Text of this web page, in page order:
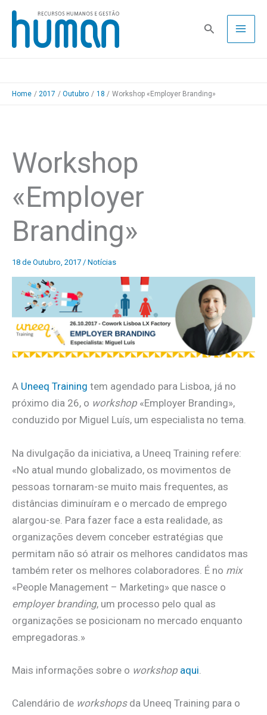
Skip
content
Pesquisa
Home 2017 Outubro 18 Workshop «Employer Branding»
Workshop
«Employer
Branding»
18 de Outubro, 2017 / Notícias
A Uneeq Training tem agendado para Lisboa, já no
próximo dia 26, o workshop «Employer Branding»,
conduzido por Miguel Luís, um especialista no tema.
Na divulgação da iniciativa, a Uneeq Training refere:
«No atual mundo globalizado, os movimentos de
pessoas tornaram-se muito mais frequentes, as
distâncias diminuíram e o mercado de emprego
alargou-se. Para fazer face a esta realidade, as
organizações devem conceber estratégias que
permitam não só atrair os melhores candidatos mas
também reter os melhores colaboradores. É no mix
«People Management – Marketing» que nasce o
employer branding, um processo pelo qual as
organizações se posicionam no mercado enquanto
empregadoras.»
Mais informações sobre o workshop aqui
Calendário de workshopsda Uneeq Training para o